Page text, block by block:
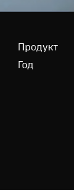
Продукт
Год